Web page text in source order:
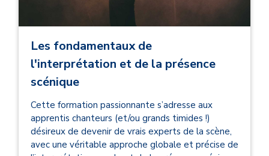
Les fondamentaux de
l'interprétation et de la présence
scénique
Cette formation passionnante s’adresse aux
apprentis chanteurs (et/ou grands timides !)
désireux de devenir de vrais experts de la scène,
avec une véritable approche globale et précise de